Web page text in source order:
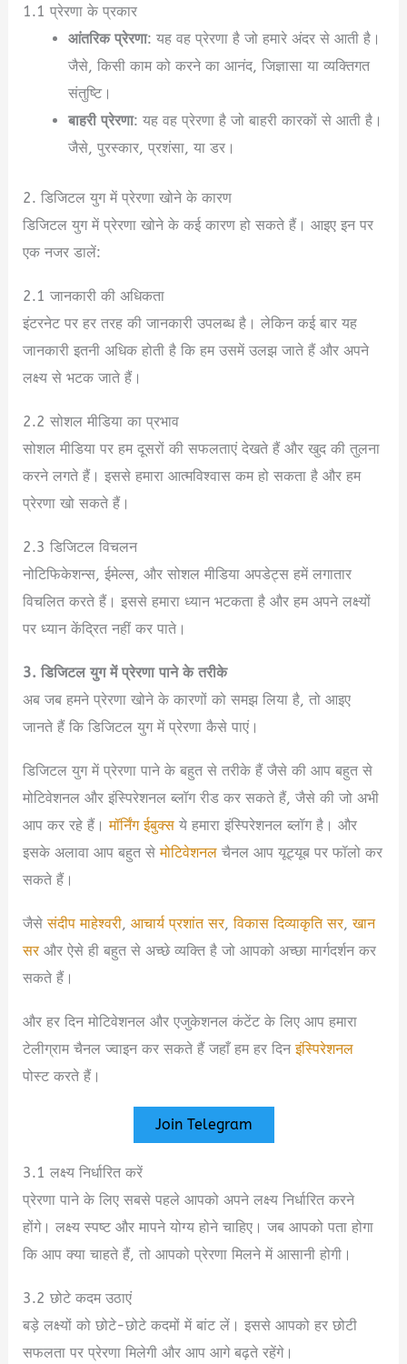
1.1 प्रेरणा के प्रकार
आंतरिक प्रेरणा: यह वह प्रेरणा है जो हमारे अंदर से आती है।
जैसे, किसी काम को करने का आनंद, जिज्ञासा या व्यक्तिगत
संतुष्टि।
बाहरी प्रेरणा: यह वह प्रेरणा है जो बाहरी कारकों से आती है।
जैसे, पुरस्कार, प्रशंसा, या डर।
2. डिजिटल युग में प्रेरणा खोने के कारण
डिजिटल युग में प्रेरणा खोने के कई कारण हो सकते हैं। आइए इन पर
एक नजर डालें:
2.1 जानकारी की अधिकता
इंटरनेट पर हर तरह की जानकारी उपलब्ध है। लेकिन कई बार यह
जानकारी इतनी अधिक होती है कि हम उसमें उलझ जाते हैं और अपने
लक्ष्य से भटक जाते हैं।
2.2 सोशल मीडिया का प्रभाव
सोशल मीडिया पर हम दूसरों की सफलताएं देखते हैं और खुद की तुलना
करने लगते हैं। इससे हमारा आत्मविश्वास कम हो सकता है और हम
प्रेरणा खो सकते हैं।
2.3 डिजिटल विचलन
नोटिफिकेशन्स, ईमेल्स, और सोशल मीडिया अपडेट्स हमें लगातार
विचलित करते हैं। इससे हमारा ध्यान भटकता है और हम अपने लक्ष्यों
पर ध्यान केंद्रित नहीं कर पाते।
3. डिजिटल युग में प्रेरणा पाने के तरीके
अब जब हमने प्रेरणा खोने के कारणों को समझ लिया है, तो आइए
जानते हैं कि डिजिटल युग में प्रेरणा कैसे पाएं।
डिजिटल युग में प्रेरणा पाने के बहुत से तरीके हैं जैसे की आप बहुत से
मोटिवेशनल और इंस्पिरेशनल ब्लॉग रीड कर सकते हैं, जैसे की जो अभी
आप कर रहे हैं।मॉर्निंग ईबुक्स ये हमारा इंस्पिरेशनल ब्लॉग है। और
इसके अलावा आप बहुत सेमोटिवेशनलचैनल आप यूट्यूब पर फॉलो कर
सकते हैं।
जैसेसंदीप माहेश्वरी,आचार्य प्रशांत सर,विकास दिव्याकृति सर,खान
सरऔर ऐसे ही बहुत से अच्छे व्यक्ति है जो आपको अच्छा मार्गदर्शन कर
सकते हैं।
और हर दिन मोटिवेशनल और एजुकेशनल कंटेंट के लिए आप हमारा
टेलीग्राम चैनल ज्वाइन कर सकते हैं जहाँ हम हर दिनइंस्पिरेशनल
पोस्ट करते हैं।
Join Telegram
3.1 लक्ष्य निर्धारित करें
प्रेरणा पाने के लिए सबसे पहले आपको अपने लक्ष्य निर्धारित करने
होंगे। लक्ष्य स्पष्ट और मापने योग्य होने चाहिए। जब आपको पता होगा
कि आप क्या चाहते हैं, तो आपको प्रेरणा मिलने में आसानी होगी।
3.2 छोटे कदम उठाएं
बड़े लक्ष्यों को छोटे-छोटे कदमों में बांट लें। इससे आपको हर छोटी
सफलता पर प्रेरणा मिलेगी और आप आगे बढ़ते रहेंगे।